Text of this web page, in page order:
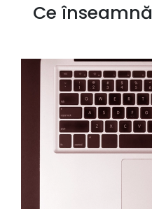
Ce înseamnă